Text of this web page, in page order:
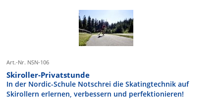
Art.-Nr. NSN-106
Skiroller-Privatstunde
In der Nordic-Schule Notschrei die Skatingtechnik auf
Skirollern erlernen, verbessern und perfektionieren!